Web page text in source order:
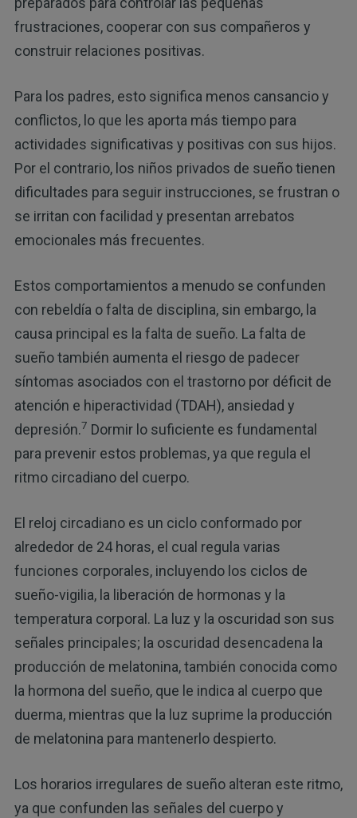
frustraciones, cooperar con sus compañeros y
construir relaciones positivas.
Para los padres, esto significa menos cansancio y
conflictos, lo que les aporta más tiempo para
actividades significativas y positivas con sus hijos.
Por el contrario, los niños privados de sueño tienen
dificultades para seguir instrucciones, se frustran o
se irritan con facilidad y presentan arrebatos
emocionales más frecuentes.
Estos comportamientos a menudo se confunden
con rebeldía o falta de disciplina, sin embargo, la
causa principal es la falta de sueño. La falta de
sueño también aumenta el riesgo de padecer
síntomas asociados con el trastorno por déficit de
atención e hiperactividad (TDAH), ansiedad y
depresión.7 Dormir lo suficiente es fundamental
para prevenir estos problemas, ya que regula el
ritmo circadiano del cuerpo.
El reloj circadiano es un ciclo conformado por
alrededor de 24 horas, el cual regula varias
funciones corporales, incluyendo los ciclos de
sueño-vigilia, la liberación de hormonas y la
temperatura corporal. La luz y la oscuridad son sus
señales principales; la oscuridad desencadena la
producción de melatonina, también conocida como
la hormona del sueño, que le indica al cuerpo que
duerma, mientras que la luz suprime la producción
de melatonina para mantenerlo despierto.
Los horarios irregulares de sueño alteran este ritmo,
ya que confunden las señales del cuerpo y